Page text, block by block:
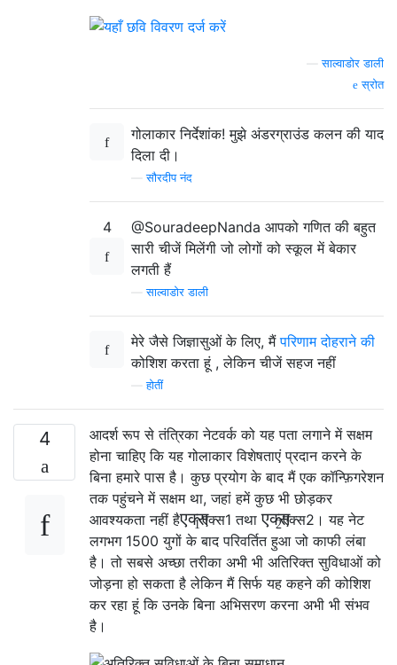
—साल्वाडोर डाली
स्रोत
गोलाकार निर्देशांक! मुझे अंडरग्राउंड कलन की याद
दिला दी।
—सौरदीप नंद
4
@SouradeepNanda आपको गणित की बहुत
सारी चीजें मिलेंगी जो लोगों को स्कूल में बेकार
लगती हैं
—साल्वाडोर डाली
मेरे जैसे जिज्ञासुओं के लिए, मैंपरिणाम दोहराने की
कोशिश करता हूं , लेकिन चीजें सहज नहीं
—होतीं
4
आदर्श रूप से तंत्रिका नेटवर्क को यह पता लगाने में सक्षम
होना चाहिए कि यह गोलाकार विशेषताएं प्रदान करने के
बिना हमारे पास है। कुछ प्रयोग के बाद मैं एक कॉन्फ़िगरेशन
तक पहुंचने में सक्षम था, जहां हमें कुछ भी छोड़कर
आवश्यकता नहीं हैएक्स
1एक्स1 तथाएक्स
2एक्स2 । यह नेट
लगभग 1500 युगों के बाद परिवर्तित हुआ जो काफी लंबा
है। तो सबसे अच्छा तरीका अभी भी अतिरिक्त सुविधाओं को
जोड़ना हो सकता है लेकिन मैं सिर्फ यह कहने की कोशिश
कर रहा हूं कि उनके बिना अभिसरण करना अभी भी संभव
है।